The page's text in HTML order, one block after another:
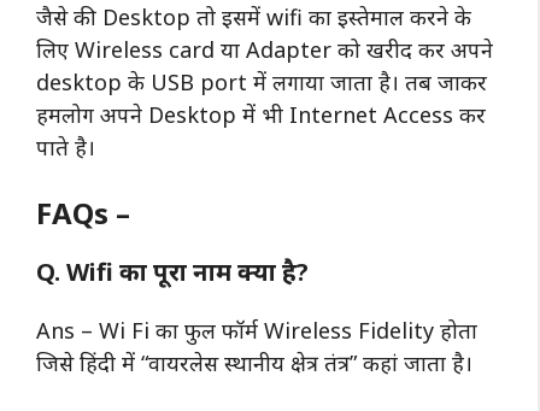
जैसे की Desktop तो इसमें wifi का इस्तेमाल करने के
लिए Wireless card या Adapter को खरीद कर अपने
desktop के USB port में लगाया जाता है। तब जाकर
हमलोग अपने Desktop में भी Internet Access कर
पाते है।
FAQs –
Q. Wifi का पूरा नाम क्या है?
Ans – Wi Fi का फुल फॉर्म Wireless Fidelity होता
जिसे हिंदी में “वायरलेस स्थानीय क्षेत्र तंत्र” कहां जाता है।